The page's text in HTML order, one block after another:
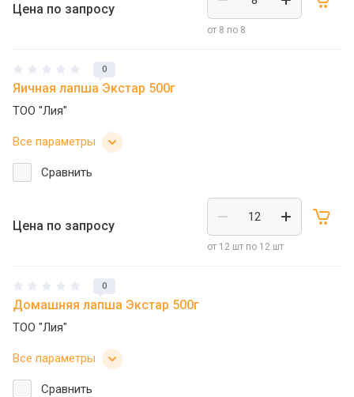
Цена по запросу
от 8 по 8
0
Яичная лапша Экстар 500г
ТОО "Лия"
Все параметры
Сравнить
Цена по запросу
от 12 шт по 12 шт
0
Домашняя лапша Экстар 500г
ТОО "Лия"
Все параметры
Сравнить